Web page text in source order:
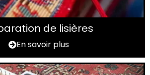
de lisières
En savoir plus